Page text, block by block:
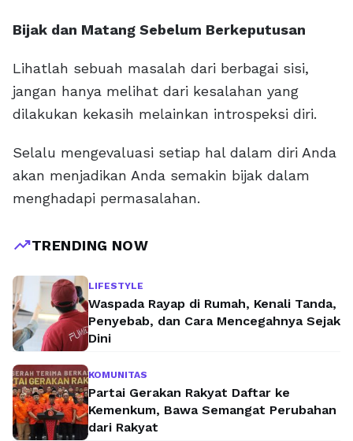
Bijak dan Matang Sebelum Berkeputusan
Lihatlah sebuah masalah dari berbagai sisi,
jangan hanya melihat dari kesalahan yang
dilakukan kekasih melainkan introspeksi diri.
Selalu mengevaluasi setiap hal dalam diri Anda
akan menjadikan Anda semakin bijak dalam
menghadapi permasalahan.
trending_upTRENDING NOW
LIFESTYLE
Waspada Rayap di Rumah, Kenali Tanda,
Penyebab, dan Cara Mencegahnya Sejak
Dini
KOMUNITAS
Partai Gerakan Rakyat Daftar ke
Kemenkum, Bawa Semangat Perubahan
dari Rakyat